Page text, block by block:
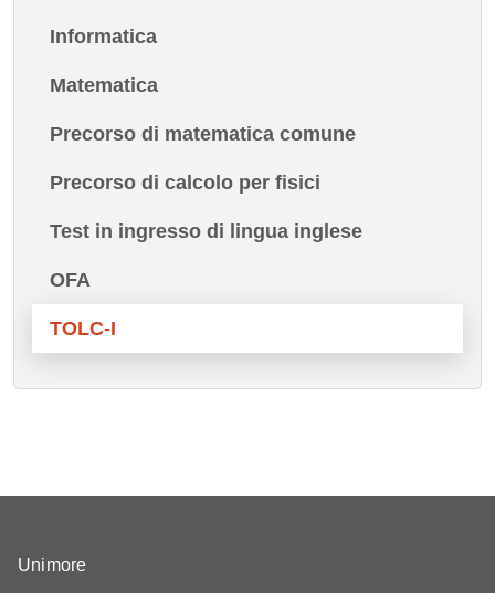
Informatica
Matematica
Precorso di matematica comune
Precorso di calcolo per fisici
Test in ingresso di lingua inglese
OFA
TOLC-I
Unimore